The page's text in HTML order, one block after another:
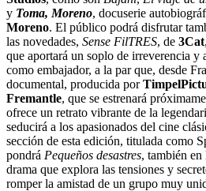
y Toma, Moreno, docuserie
Moreno. El público podrá disfrutar
las novedades, Sense FilTRES, de 3Cat
que aportará un soplo de irreverencia y
como embajador, a la par que, desde
documental, producida por
Fremantle, que se estrenará
ofrece un retrato vibrante de la
seducirá a los apasionados del cine
sección de esta edición, titulada como
pondrá Pequeños desastres, también
drama que explora las tensiones y
romper la amistad de un grupo muy